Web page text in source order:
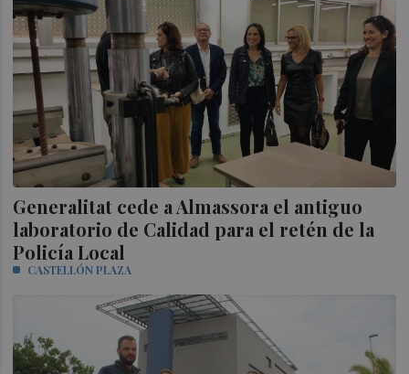
Generalitat cede a Almassora el antiguo
laboratorio de Calidad para el retén de la
Policía Local
CASTELLÓN PLAZA